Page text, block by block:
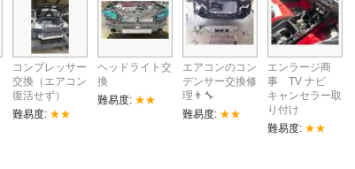
コンプレッサー
交換（エアコン
復活せず）
難易度: ★★
ヘッドライト交
換
難易度: ★★
エアコンのコン
デンサー交換修
理👨‍🔧
難易度: ★★
エンラージ商
事 TV ナビ
キャンセラー取
り付け
難易度: ★★